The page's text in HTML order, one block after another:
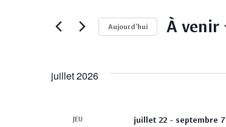
navigation
de
vues
Rechercher
Évènements
mot-
Aujourd’hui À venir
juillet 2026
JEU juillet 22 - septembre 7